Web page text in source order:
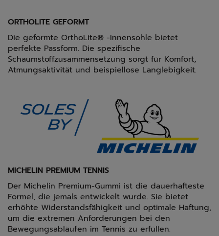
ORTHOLITE GEFORMT
Die geformte OrthoLite® -Innensohle bietet
perfekte Passform. Die spezifische
Schaumstoffzusammensetzung sorgt für Komfort,
Atmungsaktivität und beispiellose Langlebigkeit.
MICHELIN PREMIUM TENNIS
Der Michelin Premium-Gummi ist die dauerhafteste
Formel, die jemals entwickelt wurde. Sie bietet
erhöhte Widerstandsfähigkeit und optimale Haftung,
um die extremen Anforderungen bei den
Bewegungsabläufen im Tennis zu erfüllen.